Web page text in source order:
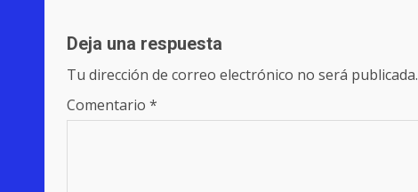
Deja una respuesta
Tu dirección de correo electrónico no será publicada.
Comentario *